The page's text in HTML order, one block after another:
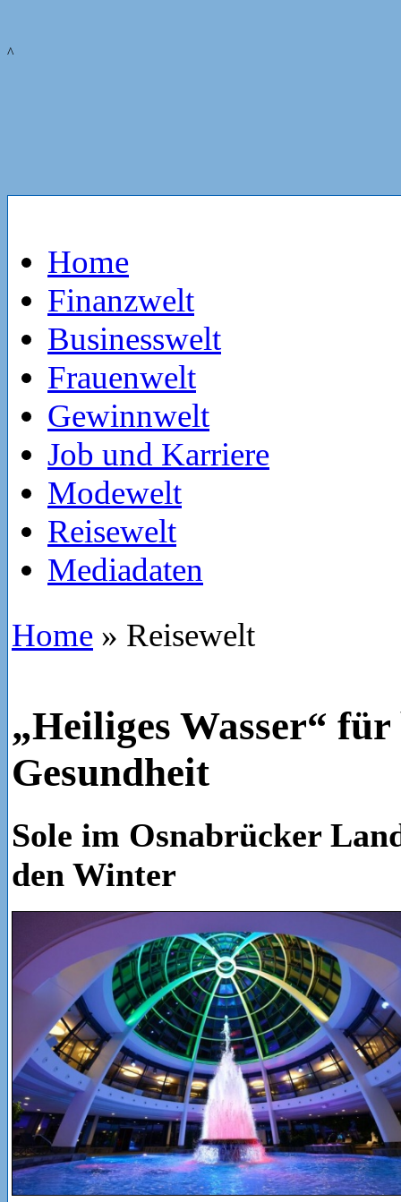
^
Home
Finanzwelt
Businesswelt
Frauenwelt
Gewinnwelt
Job und Karriere
Modewelt
Reisewelt
Mediadaten
Home » Reisewelt
„Heiliges Wasser“ für
Gesundheit
Sole im Osnabrücker
den Winter